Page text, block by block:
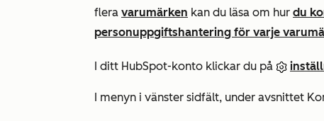
flera varumärken kan du läsa om hur du
personuppgiftshantering för varje
I ditt HubSpot-konto klickar du på
I menyn i vänster sidfält, under avsnittet